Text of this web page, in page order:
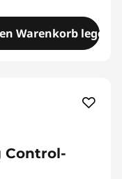
Warenkorb legen
Control-